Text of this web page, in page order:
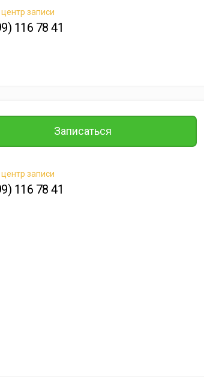
записи
116 78 41
Записаться
записи
116 78 41